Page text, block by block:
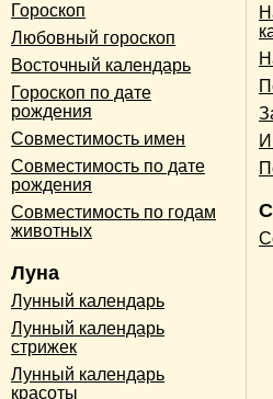
Гороскоп
Любовный гороскоп
Восточный календарь
Гороскоп по дате
рождения
Совместимость имен
Совместимость по дате
рождения
Совместимость по годам
животных
Луна
Лунный календарь
Лунный календарь
стрижек
Лунный календарь
красоты